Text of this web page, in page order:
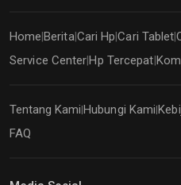
Home BeritaCari Hp |Cari Tablet|
Service Center Hp Tercepat
Tentang Kami Hubungi Kami
FAQ